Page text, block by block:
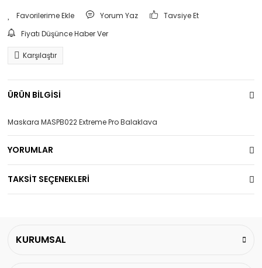
Yorum Yaz
Tavsiye Et
Fiyatı Düşünce Haber Ver
Karşılaştır
ÜRÜN BİLGİSİ
Maskara MASPB022 Extreme Pro Balaklava
YORUMLAR
TAKSİT SEÇENEKLERİ
KURUMSAL